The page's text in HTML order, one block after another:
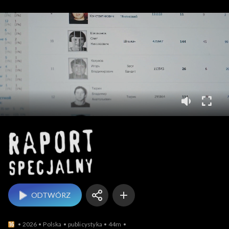
ODTWÓRZ
2026 Polska publicystyka
44m